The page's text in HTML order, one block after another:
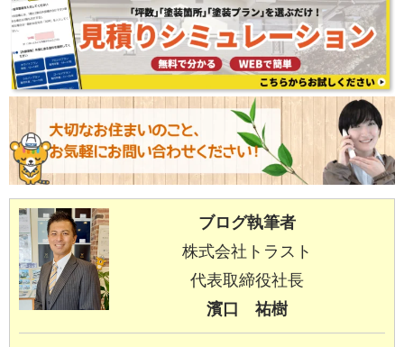
ブログ執筆者
株式会社トラスト
代表取締役社長
濱口 祐樹